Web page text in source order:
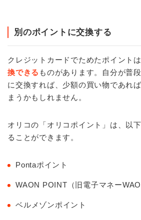
別のポイントに交換する
クレジットカードでためたポイントは
換できる ものがあります。自分が普
に交換すれば、少額の買い物であれ
まうかもしれません。
オリコの「オリコポイント」は、以
ることができます。
Pontaポイント
WAON POINT（旧電子マネー
ベルメゾンポイント